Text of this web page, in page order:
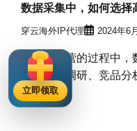
数据采集中，如何选择
穿云海外IP代理 2024年6
在电商运营的过程中
论是市场调研、竞品
[…]
立即领取